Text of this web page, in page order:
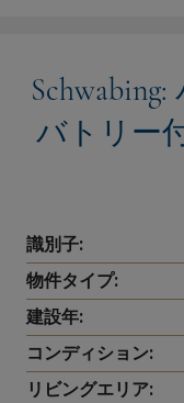
バトリー
識別子:
物件タイプ:
建設年:
コンディション:
リビングエリア: